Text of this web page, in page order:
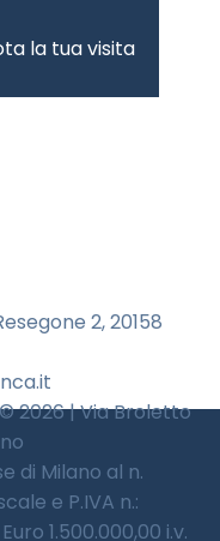
la tua visita
2, 20158
2026 | Via Broletto
di Milano al n.
e P.IVA n.:
1.500.000,00 i.v.